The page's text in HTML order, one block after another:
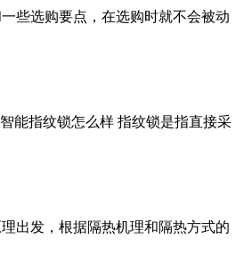
些选购要点，在选购时就不会被动
能指纹锁怎么样 指纹锁是指直接采
出发，根据隔热机理和隔热方式的